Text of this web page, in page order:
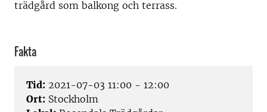
trädgård som balkong och terrass.
Fakta
Tid: 2021-07-03 11:00 - 12:00
Ort: Stockholm